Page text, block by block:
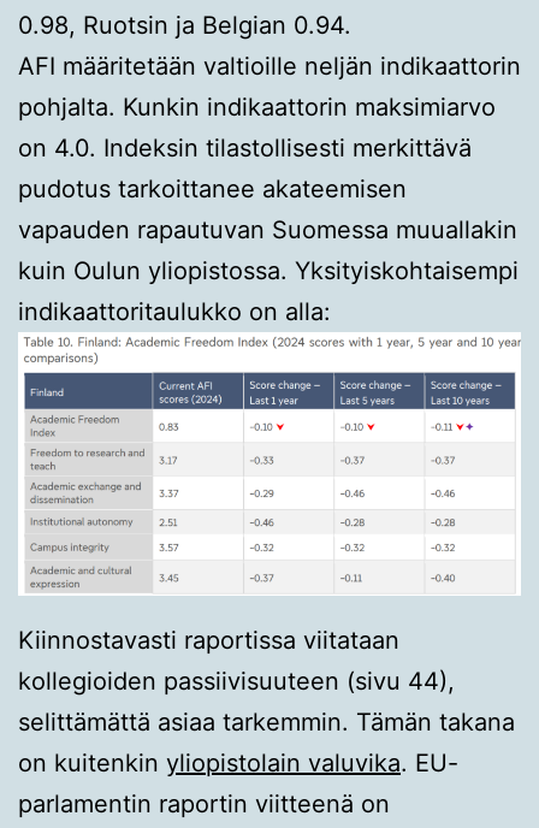
0.98, Ruotsin ja Belgian 0.94.
AFI määritetään valtioille neljän indikaattorin
pohjalta. Kunkin indikaattorin maksimiarvo
on 4.0. Indeksin tilastollisesti merkittävä
pudotus tarkoittanee akateemisen
vapauden rapautuvan Suomessa muuallakin
kuin Oulun yliopistossa. Yksityiskohtaisempi
indikaattoritaulukko on alla:
Kiinnostavasti raportissa viitataan
kollegioiden passiivisuuteen (sivu 44),
selittämättä asiaa tarkemmin. Tämän takana
on kuitenkin yliopistolain valuvika. EU-
parlamentin raportin viitteenä on